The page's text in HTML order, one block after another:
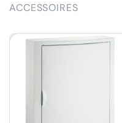
ACCESSOIRES